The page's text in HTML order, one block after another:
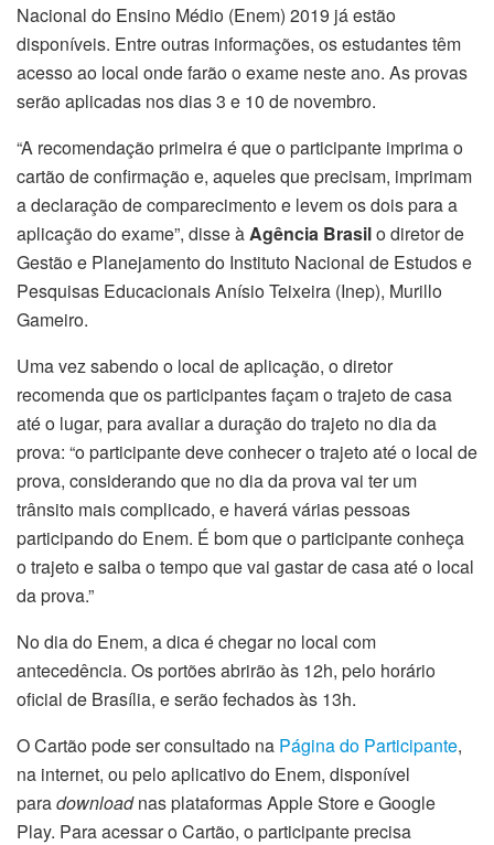
Nacional do Ensino Médio (Enem) 2019 já estão
disponíveis. Entre outras informações, os estudantes têm
acesso ao local onde farão o exame neste ano. As provas
serão aplicadas nos dias 3 e 10 de novembro.
“A recomendação primeira é que o participante imprima o
cartão de confirmação e, aqueles que precisam, imprimam
a declaração de comparecimento e levem os dois para a
aplicação do exame”, disse àAgência Brasilo diretor de
Gestão e Planejamento do Instituto Nacional de Estudos e
Pesquisas Educacionais Anísio Teixeira (Inep), Murillo
Gameiro.
Uma vez sabendo o local de aplicação, o diretor
recomenda que os participantes façam o trajeto de casa
até o lugar, para avaliar a duração do trajeto no dia da
prova: “o participante deve conhecer o trajeto até o local de
prova, considerando que no dia da prova vai ter um
trânsito mais complicado, e haverá várias pessoas
participando do Enem. É bom que o participante conheça
o trajeto e saiba o tempo que vai gastar de casa até o local
da prova.”
No dia do Enem, a dica é chegar no local com
antecedência. Os portões abrirão às 12h, pelo horário
oficial de Brasília, e serão fechados às 13h.
O Cartão pode ser consultado na Página do Participante,
na internet, ou pelo aplicativo do Enem, disponível
paradownloadnas plataformas Apple Store e Google
Play. Para acessar o Cartão, o participante precisa